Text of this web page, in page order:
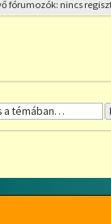
fórumozók: nincs